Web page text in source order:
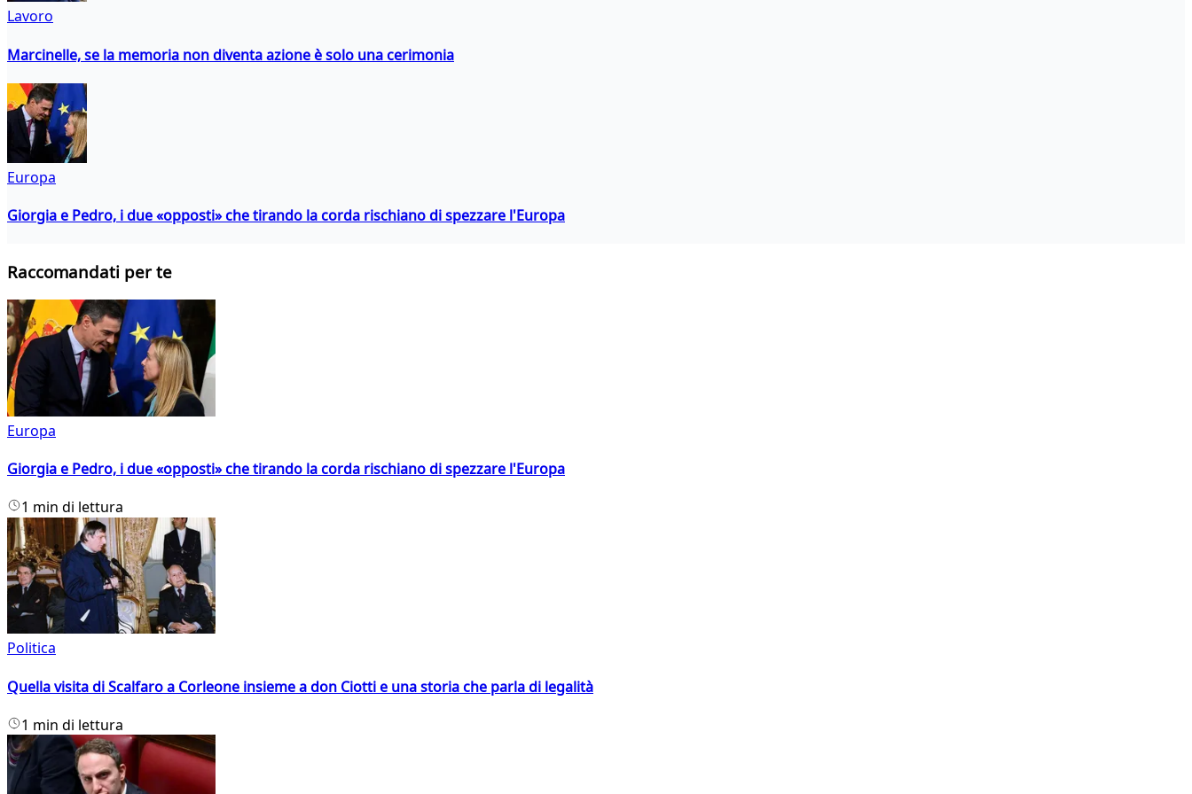
Lavoro
Marcinelle, se la memoria non diventa azione è solo una cerimonia
Europa
Giorgia e Pedro, i due «opposti» che tirando la corda rischiano di spezzare l'Europa
Raccomandati per te
Europa
Giorgia e Pedro, i due «opposti» che tirando la corda rischiano di spezzare l'Europa
1 min di lettura
Politica
Quella visita di Scalfaro a Corleone insieme a don Ciotti e una storia che parla di legalità
1 min di lettura